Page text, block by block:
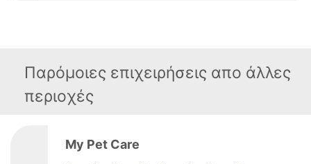
Παρόμοιες επιχειρήσεις απο άλλες
περιοχές
My Pet Care